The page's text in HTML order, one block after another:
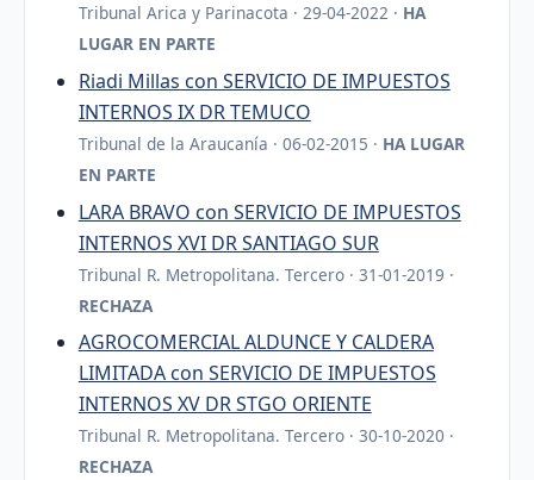
Tribunal Arica y Parinacota · 29-04-2022 · HA
LUGAR EN PARTE
Riadi Millas con SERVICIO DE IMPUESTOS
INTERNOS IX DR TEMUCO
Tribunal de la Araucanía · 06-02-2015 · HA LUGAR
EN PARTE
LARA BRAVO con SERVICIO DE IMPUESTOS
INTERNOS XVI DR SANTIAGO SUR
Tribunal R. Metropolitana. Tercero · 31-01-2019 ·
RECHAZA
AGROCOMERCIAL ALDUNCE Y CALDERA
LIMITADA con SERVICIO DE IMPUESTOS
INTERNOS XV DR STGO ORIENTE
Tribunal R. Metropolitana. Tercero · 30-10-2020 ·
RECHAZA